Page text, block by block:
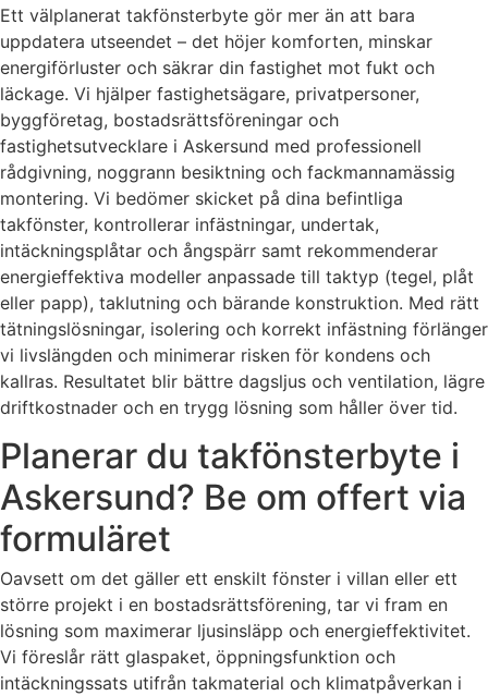
Ett välplanerat takfönsterbyte gör mer än att bara
uppdatera utseendet – det höjer komforten, minskar
energiförluster och säkrar din fastighet mot fukt och
läckage. Vi hjälper fastighetsägare, privatpersoner,
byggföretag, bostadsrättsföreningar och
fastighetsutvecklare i Askersund med professionell
rådgivning, noggrann besiktning och fackmannamässig
montering. Vi bedömer skicket på dina befintliga
takfönster, kontrollerar infästningar, undertak,
intäckningsplåtar och ångspärr samt rekommenderar
energieffektiva modeller anpassade till taktyp (tegel, plåt
eller papp), taklutning och bärande konstruktion. Med rätt
tätningslösningar, isolering och korrekt infästning förlänger
vi livslängden och minimerar risken för kondens och
kallras. Resultatet blir bättre dagsljus och ventilation, lägre
driftkostnader och en trygg lösning som håller över tid.
Planerar du takfönsterbyte i
Askersund? Be om offert via
formuläret
Oavsett om det gäller ett enskilt fönster i villan eller ett
större projekt i en bostadsrättsförening, tar vi fram en
lösning som maximerar ljusinsläpp och energieffektivitet.
Vi föreslår rätt glaspaket, öppningsfunktion och
intäckningssats utifrån takmaterial och klimatpåverkan i